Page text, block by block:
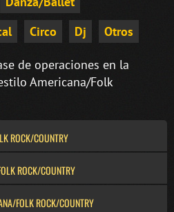
Circo Dj Otros
de operaciones en la
Americana/Folk
ROCK/COUNTRY
ROCK/COUNTRY
FOLK ROCK/COUNTRY